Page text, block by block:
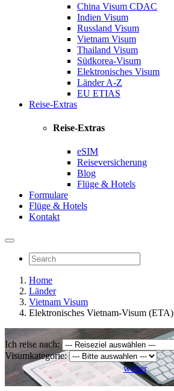
China Visum CDAC
Indien Visum
Russland Visum
Vietnam Visum
Thailand Visum
Südkorea-Visum
Elektronisches Visum
Länder A-Z
EU ETIAS
Reise-Extras
Reise-Extras
eSIM
Reiseversicherung
Blog
Flüge & Hotels
Formulare
Flüge & Hotels
Kontakt
Home
Länder
Vietnam Visum
Elektronisches Vietnam-Visum (ETA)
Ich reise nach:
Visumkategorie:
weiter